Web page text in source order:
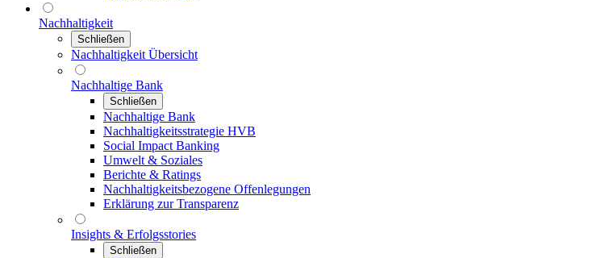
Nachhaltigkeit
Schließen
Nachhaltigkeit Übersicht
Nachhaltige Bank
Schließen
Nachhaltige Bank
Nachhaltigkeitsstrategie HVB
Social Impact Banking
Umwelt & Soziales
Berichte & Ratings
Nachhaltigkeitsbezogene Offenlegungen
Erklärung zur Transparenz
Insights & Erfolgsstories
Schließen